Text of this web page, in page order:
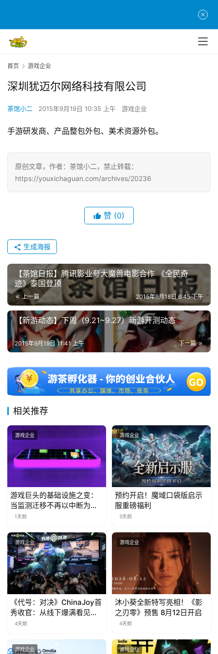
游
茶
创
游
业
界
手
机
游
游
戏
闲
游
戏
2
0
第
十
三
金
茶
奖
7
月
3
0
日
游
茶
对
首页 游戏企业
深圳犹迈尔网络科技有限公司
茶馆小二 2015年9月19日 10:35 上午 游戏企业
手游研发商、产品整包外包、美术资源外包。
原创文章，作者：茶馆小二，禁止转载：
https://youxichaguan.com/archives/20236
赞 (0)
生成海报
【茶馆日报】腾讯影业夸大魔兽电影合作 《全民奇
迹》泰国登顶
上一篇 2015年9月18日 6:45 下午
【新游动态】下周（9.21~9.27）新游开测动态
下一篇
2015年9月19日 11:41 上午
相关推荐
游戏企业
游戏巨头的基础设施之变：
当监测迁移不再以中断为代
价
1天前
游戏企业
预约开启！魔域口袋版启示
服重磅福利
3天前
游戏企业
《代号：对决》ChinaJoy首
秀收官：从线下爆满看见玩
家的真实期待
4天前
游戏企业
沐小葵全新特写亮相！《影
之刃零》预售 8月12日开启
4天前
游戏企业 游戏企业